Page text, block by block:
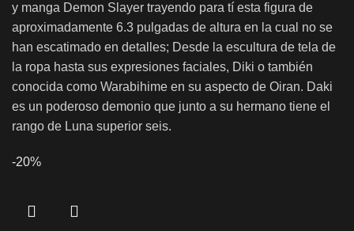
y manga Demon Slayer trayendo para tí esta figura de
aproximadamente 6.3 pulgadas de altura en la cual no se
han escatimado en detalles; Desde la escultura de tela de
la ropa hasta sus expresiones faciales, Diki o también
conocida como Warabihime en su aspecto de Oiran. Daki
es un poderoso demonio que junto a su hermano tiene el
rango de Luna superior seis.
-20%